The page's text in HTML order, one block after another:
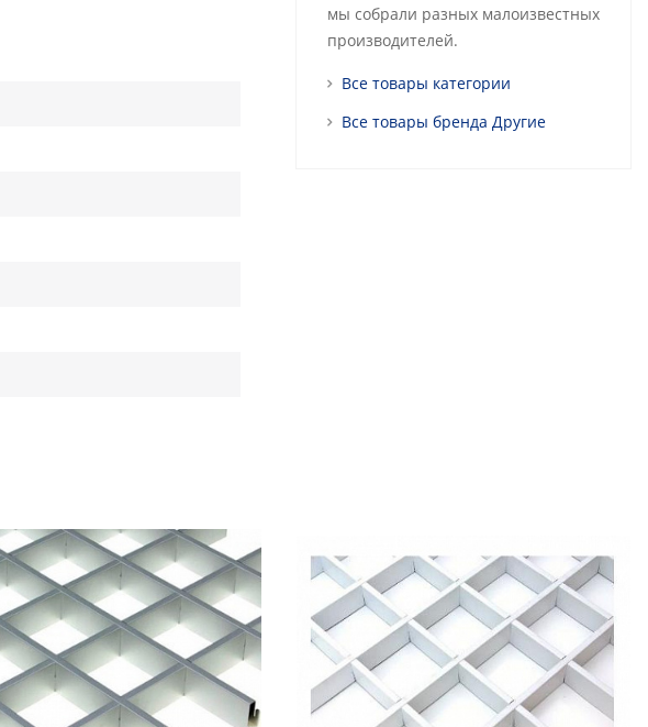
мы собрали разных малоизвестных
производителей.
Все товары категории
Все товары бренда Другие